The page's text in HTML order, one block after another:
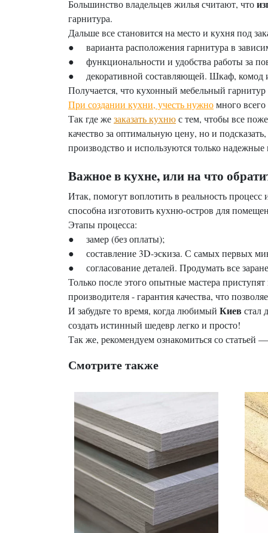
Большинство владельцев жилья считают, что
гарнитура.
Дальше все становится на место и кухня под
● варианта расположения гарнитура в
● функциональности и удобства работы за
● декоративной составляющей. Шкаф, комод
Получается, что кухонный мебельный
При создании кухни, учесть нужномного
Так где жезаказать кухнюс тем, чтобы все
качество за оптимальную цену, но и
производство и используются только
Важное в кухне, или на что
Итак, помогут воплотить в реальность
способна изготовить кухню-остров для
Этапы процесса:
● замер (без оплаты);
● составление 3D-эскиза. С самых первых
● согласование деталей. Продумать все
Только после этого опытные мастера
производителя - гарантия качества, что
И забудьте то время, когда любимый Киев стал
создать истинный шедевр легко и просто!
Так же, рекомендуем ознакомиться со статьей
Смотрите также